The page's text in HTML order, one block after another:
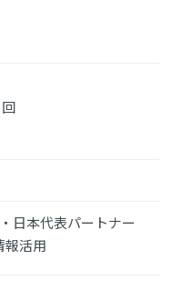
日本代表パートナー
報活用